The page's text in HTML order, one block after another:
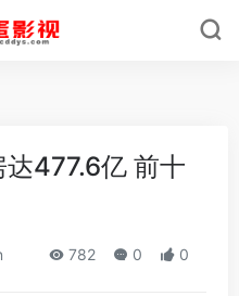
477.6亿 前十
782 0 0